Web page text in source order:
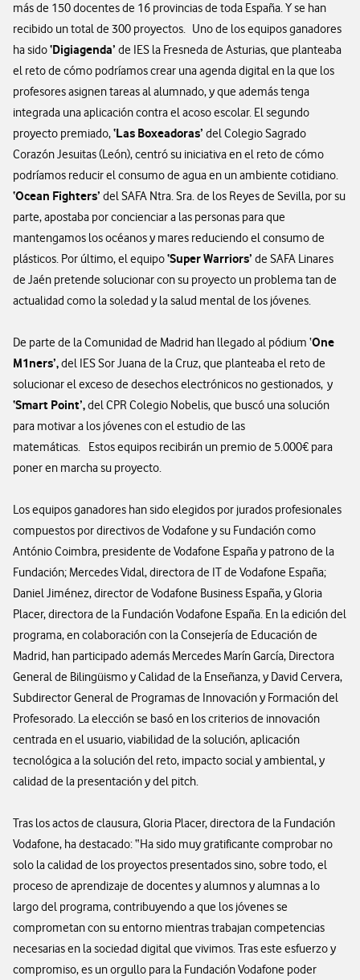
más de 150 docentes de 16 provincias de toda España. Y se han
recibido un total de 300 proyectos. Uno de los equipos ganadores
ha sido‘Digiagenda’ de IES la Fresneda de Asturias, que planteaba
el reto de cómo podríamos crear una agenda digital en la que los
profesores asignen tareas al alumnado, y que además tenga
integrada una aplicación contra el acoso escolar. El segundo
proyecto premiado,‘Las Boxeadoras’ del Colegio Sagrado
Corazón Jesuitas (León), centró su iniciativa en el reto de cómo
podríamos reducir el consumo de agua en un ambiente cotidiano.
‘Ocean Fighters’ del SAFA Ntra. Sra. de los Reyes de Sevilla, por su
parte, apostaba por concienciar a las personas para que
mantengamos los océanos y mares reduciendo el consumo de
plásticos. Por último, el equipo‘Super Warriors’ de SAFA Linares
de Jaén pretende solucionar con su proyecto un problema tan de
actualidad como la soledad y la salud mental de los jóvenes.
De parte de la Comunidad de Madrid han llegado al pódium ‘One
M1ners’,del IES Sor Juana de la Cruz, que planteaba el reto de
solucionar el exceso de desechos electrónicos no gestionados, y
‘Smart Point’,del CPR Colegio Nobelis, que buscó una solución
para motivar a los jóvenes con el estudio de las
matemáticas. Estos equipos recibirán un premio de 5.000€ para
poner en marcha su proyecto.
Los equipos ganadores han sido elegidos por jurados profesionales
compuestos por directivos de Vodafone y su Fundación como
António Coimbra, presidente de Vodafone España y patrono de la
Fundación; Mercedes Vidal, directora de IT de Vodafone España;
Daniel Jiménez, director de Vodafone Business España, y Gloria
Placer, directora de la Fundación Vodafone España. En la edición del
programa, en colaboración con la Consejería de Educación de
Madrid, han participado además Mercedes Marín García, Directora
General de Bilingüismo y Calidad de la Enseñanza, y David Cervera,
Subdirector General de Programas de Innovación y Formación del
Profesorado. La elección se basó en los criterios de innovación
centrada en el usuario, viabilidad de la solución, aplicación
tecnológica a la solución del reto, impacto social y ambiental, y
calidad de la presentación y del pitch.
Tras los actos de clausura, Gloria Placer, directora de la Fundación
Vodafone, ha destacado: “Ha sido muy gratificante comprobar no
solo la calidad de los proyectos presentados sino, sobre todo, el
proceso de aprendizaje de docentes y alumnos y alumnas a lo
largo del programa, contribuyendo a que los jóvenes se
comprometan con su entorno mientras trabajan competencias
necesarias en la sociedad digital que vivimos. Tras este esfuerzo y
compromiso, es un orgullo para la Fundación Vodafone poder